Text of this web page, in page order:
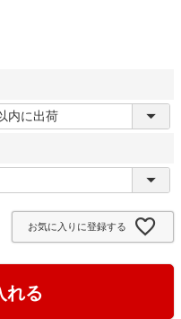
お気に入りに登録する
れる